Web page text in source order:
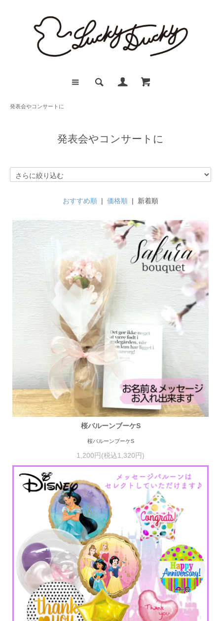
発表会やコンサートに
発表会やコンサートに
おすすめ順 | 価格順 | 新着順
桜バルーンブーケS
桜バルーンブーケS
1,200円(税込1,320円)